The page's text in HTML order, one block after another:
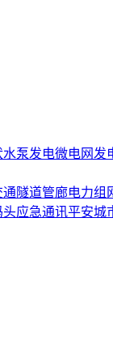
水泵发电微电网发
通隧道管廊电力组
头应急通讯平安城